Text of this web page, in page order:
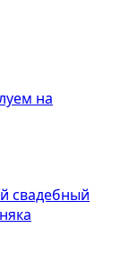
свадебный